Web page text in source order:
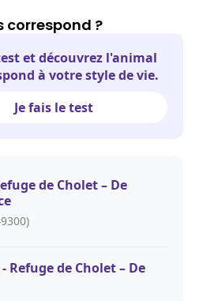
correspond ?
et découvrez l'animal
à votre style de vie.
Je fais le test
de Cholet – De
Refuge de Cholet – De